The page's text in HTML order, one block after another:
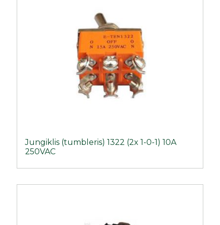
Jungiklis (tumbleris) 1322 (2x 1-0-1) 10A
250VAC